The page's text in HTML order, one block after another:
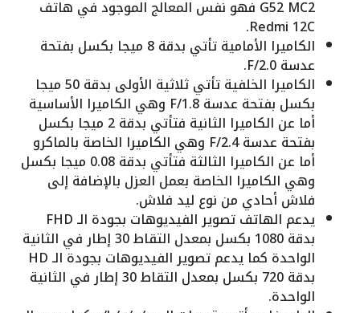
G52 MC2 فهو نفس المعالج الموجود في هاتف
Redmi 12C.
الكاميرا الأمامية تأتي بدقة 8 ميجا بكسل بفتحة
عدسة F/2.0.
الكاميرا الخلفية تأتي ثلاثية الأولى بدقة 50 ميجا
بكسل بفتحة عدسة F/1.8 وهي الكاميرا الأساسية
أما عن الكاميرا الثانية فتأتي بدقة 2 ميجا بكسل
بفتحة عدسة F/2.4 وهي الكاميرا الخاصة بالماكرو
أما عن الكاميرا الثالثة فتأتي بدقة 0.08 ميجا بكسل
وهي الكاميرا الخاصة بعمل العزل بالإضافة إلى
فلاش أحادي من نوع ليد فلاش.
يدعم الهاتف تصوير الفيديوهات بجودة الـ FHD
بدقة 1080 بكسل بمعدل التقاط 30 إطار في الثانية
الواحدة كما يدعم تصوير الفيديوهات بجودة الـ HD
بدقة 720 بكسل بمعدل التقاط 30 إطار في الثانية
الواحدة.